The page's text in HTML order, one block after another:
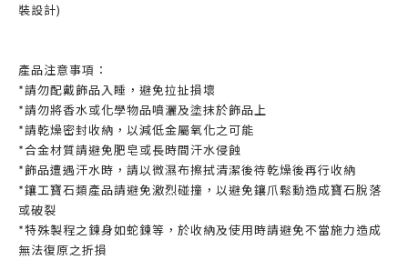
裝設計)
產品注意事項：
*請勿配戴飾品入睡，避免拉扯損壞
*請勿將香水或化學物品噴灑及塗抹於飾品上
*請乾燥密封收納，以減低金屬氧化之可能
*合金材質請避免肥皂或長時間汗水侵蝕
*飾品遭遇汗水時，請以微濕布擦拭清潔後待乾燥後再行收納
*鑲工寶石類產品請避免激烈碰撞，以避免鑲爪鬆動造成寶石脫落
或破裂
*特殊製程之鍊身如蛇鍊等，於收納及使用時請避免不當施力造成
無法復原之折損